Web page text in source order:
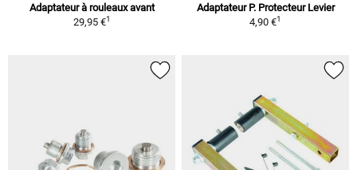
Adaptateur à rouleaux avant
29,95 €1
Adaptateur P. Protecteur Levier
4,90 €1